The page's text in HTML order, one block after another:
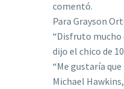
comentó.
Para Grayson
“Disfruto mucho
dijo el chico de
“Me gustaría
Michael